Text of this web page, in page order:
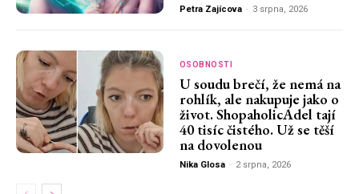
Petra Zajícova - 3 srpna, 2026
OSOBNOSTI
U soudu brečí, že nemá na
rohlík, ale nakupuje jako o
život. ShopaholicAdel tají
40 tisíc čistého. Už se těší
na dovolenou
Nika Glosa - 2 srpna, 2026